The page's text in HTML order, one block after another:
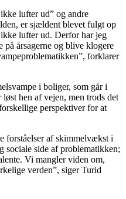
lufter ud” og andre
er sjældent blevet fulgt op
lufter ud. Derfor har jeg
årsagerne og blive klogere
forklarer
i boliger, som går i
hen af vejen, men trods det
perspektiver for at
forståelser af skimmelvækst i
sociale side af problematikken;
Vi mangler viden om,
verden”, siger Turid